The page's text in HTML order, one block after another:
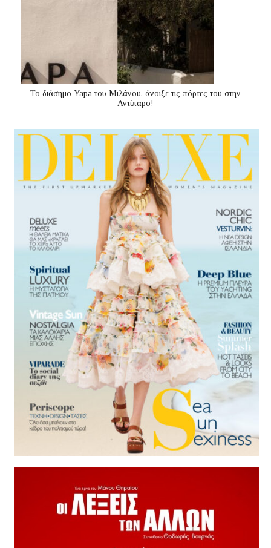
Το διάσημο Yapa του Μιλάνου, άνοιξε τις πόρτες του στην
Αντίπαρο!